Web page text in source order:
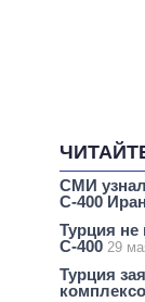
СМИ
С-400
Турция
С-400 29
Турция